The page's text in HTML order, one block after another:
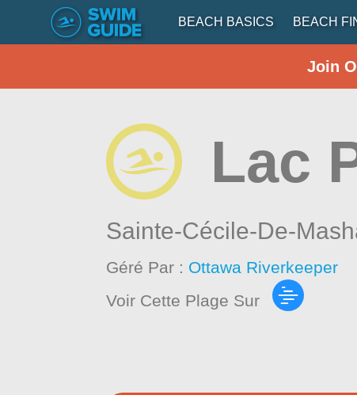
BEACH BASICS BEACH
Join
Lac
Sainte-Cécile-De-
Géré Par : Ottawa Riverkeeper
Voir Cette Plage Sur